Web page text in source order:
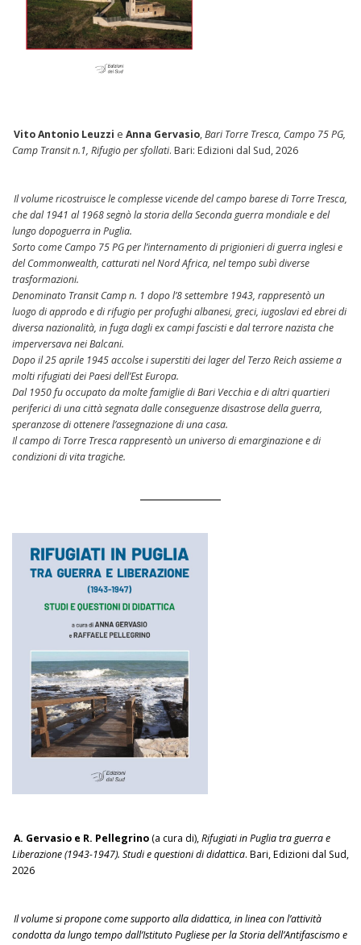
Vito Antonio Leuzzi eAnna Gervasio,Bari Torre Tresca, Campo 75 PG,
Camp Transit n.1, Rifugio per sfollati. Bari: Edizioni dal Sud, 2026
Il volume ricostruisce le complesse vicende del campo barese di Torre Tresca,
che dal 1941 al 1968 segnò la storia della Seconda guerra mondiale e del
lungo dopoguerra in Puglia.
Sorto come Campo 75 PG per l’internamento di prigionieri di guerra inglesi e
del Commonwealth, catturati nel Nord Africa, nel tempo subì diverse
trasformazioni.
Denominato Transit Camp n. 1 dopo l’8 settembre 1943, rappresentò un
luogo di approdo e di rifugio per profughi albanesi, greci, iugoslavi ed ebrei di
diversa nazionalità, in fuga dagli ex campi fascisti e dal terrore nazista che
imperversava nei Balcani.
Dopo il 25 aprile 1945 accolse i superstiti dei lager del Terzo Reich assieme a
molti rifugiati dei Paesi dell’Est Europa.
Dal 1950 fu occupato da molte famiglie di Bari Vecchia e di altri quartieri
periferici di una città segnata dalle conseguenze disastrose della guerra,
speranzose di ottenere l’assegnazione di una casa.
Il campo di Torre Tresca rappresentò un universo di emarginazione e di
condizioni di vita tragiche.
A. Gervasio e R. Pellegrino (a cura di),Rifugiati in Puglia tra guerra e
Liberazione (1943-1947). Studi e questioni di didattica. Bari, Edizioni dal Sud,
2026
Il volume si propone come supporto alla didattica, in linea con l’attività
condotta da lungo tempo dall’Istituto Pugliese per la Storia dell’Antifascismo e